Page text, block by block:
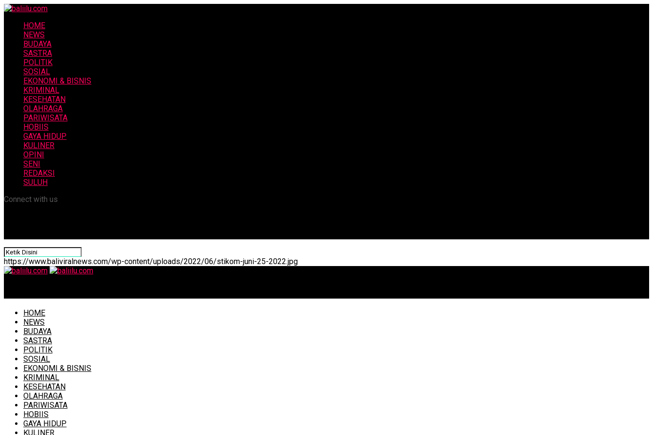
HOME
NEWS
BUDAYA
SASTRA
POLITIK
SOSIAL
EKONOMI & BISNIS
KRIMINAL
KESEHATAN
OLAHRAGA
PARIWISATA
HOBIIS
GAYA HIDUP
KULINER
OPINI
SENI
REDAKSI
SULUH
Connect with us
https://www.baliviralnews.com/wp-content/uploads/2022/06/stikom-juni-25-2022.jpg
HOME
NEWS
BUDAYA
SASTRA
POLITIK
SOSIAL
EKONOMI & BISNIS
KRIMINAL
KESEHATAN
OLAHRAGA
PARIWISATA
HOBIIS
GAYA HIDUP
KULINER